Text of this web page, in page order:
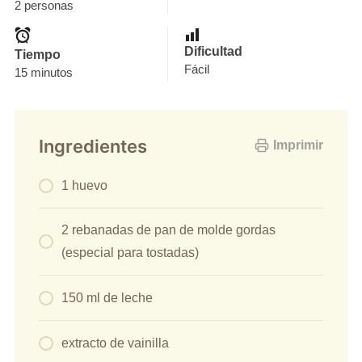
2 personas
Tiempo
15 minutos
Dificultad
Fácil
Imprimir
Ingredientes
1 huevo
2 rebanadas de pan de molde gordas
(especial para tostadas)
150 ml de leche
extracto de vainilla